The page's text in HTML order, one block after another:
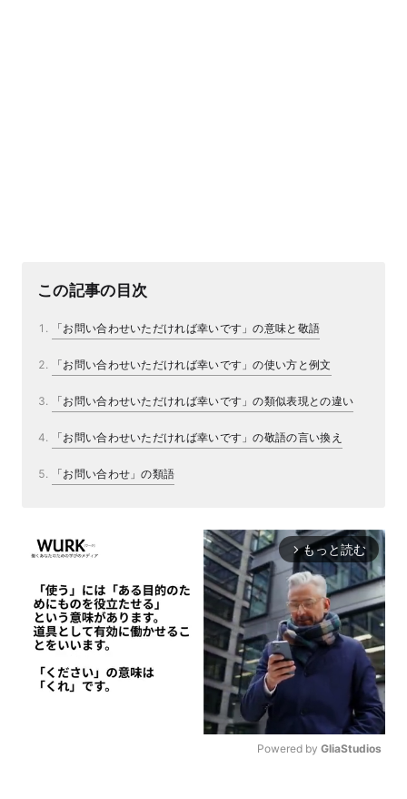
この記事の目次
「お問い合わせいただければ幸いです」の意味と敬語
「お問い合わせいただければ幸いです」の使い方と例文
「お問い合わせいただければ幸いです」の類似表現との違い
「お問い合わせいただければ幸いです」の敬語の言い換え
「お問い合わせ」の類語
arrow_forward_ios もっと読む
Powered by GliaStudios